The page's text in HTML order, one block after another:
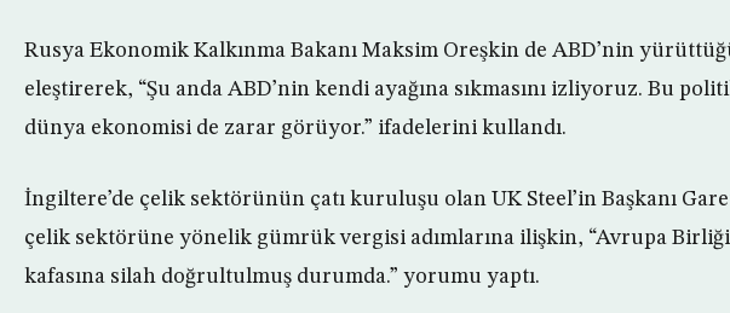
Rusya Ekonomik Kalkınma Bakanı Maksim Oreşkin de ABD’nin
eleştirerek, “Şu anda ABD’nin kendi ayağına sıkmasını izliyoruz. Bu
dünya ekonomisi de zarar görüyor.” ifadelerini kullandı.
İngiltere’de çelik sektörünün çatı kuruluşu olan UK Steel’in Başkanı
çelik sektörüne yönelik gümrük vergisi adımlarına ilişkin, “Avrupa
kafasına silah doğrultulmuş durumda.” yorumu yaptı.